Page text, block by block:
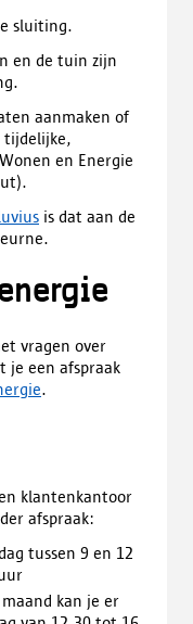
sluiting.
en de tuin zijn
aanmaken of
tijdelijke,
en Energie
is dat aan de
vragen over
je een afspraak
.
klantenkantoor
afspraak:
tussen 9 en 12
kan je er